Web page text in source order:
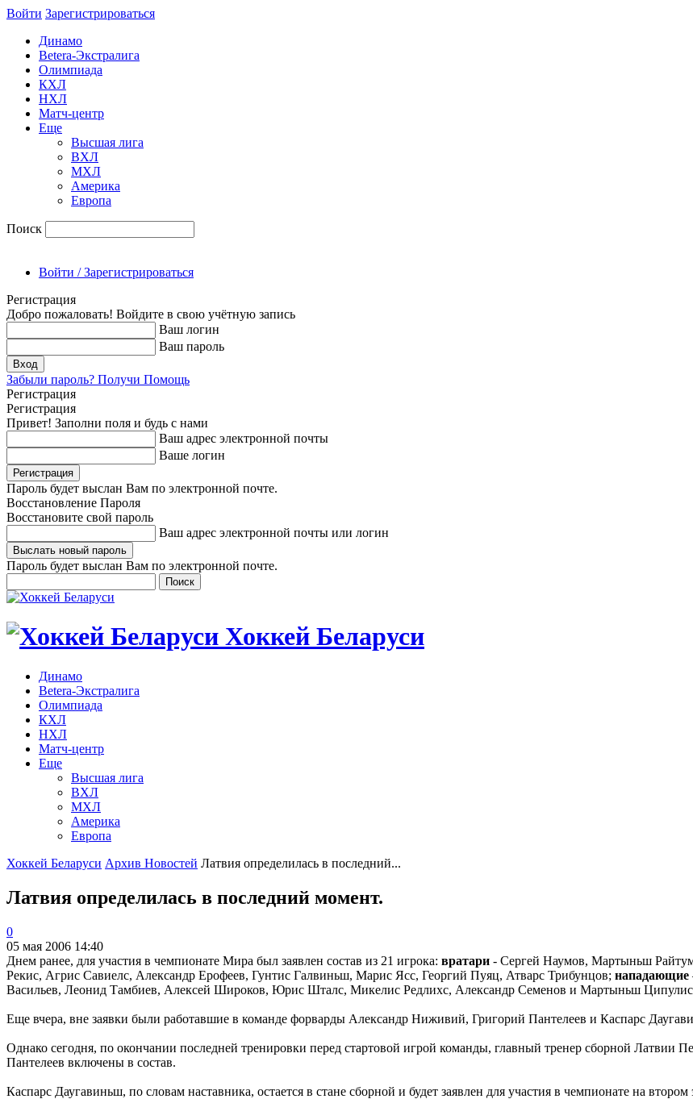
Войти Зарегиcтрироваться
Динамо
Betera-Экстралига
Олимпиада
КХЛ
НХЛ
Матч-центр
Еще
Высшая лига
ВХЛ
МХЛ
Америка
Европа
Поиск
Войти / Зарегистрироваться
Регистрация
Добро пожаловать! Войдите в свою учётную запись
Ваш логин
Ваш пароль
Забыли пароль? Получи Помощь
Регистрация
Регистрация
Привет! Заполни поля и будь с нами
Ваш адрес электронной почты
Ваше логин
Пароль будет выслан Вам по электронной почте.
Восстановление Пароля
Восстановите свой пароль
Ваш адрес электронной почты или логин
Пароль будет выслан Вам по электронной почте.
Хоккей Беларуси
Динамо
Betera-Экстралига
Олимпиада
КХЛ
НХЛ
Матч-центр
Еще
Высшая лига
ВХЛ
МХЛ
Америка
Европа
Хоккей Беларуси Архив Новостей Латвия определилась в последний...
Латвия определилась в последний момент.
0
05 мая 2006 14:40
Днем ранее, для участия в чемпионате Мира был заявлен состав из 21 игрока: вратари - Сергей Наумов, Мартыньш
Рекис, Агрис Савиелс, Александр Ерофеев, Гунтис Галвиньш, Марис Ясс, Георгий Пуяц, Атварс Трибунцов; нападающие
Васильев, Леонид Тамбиев, Алексей Широков, Юрис Шталс, Микелис Редлихс, Александр Семенов и Мартыньш
Еще вчера, вне заявки были работавшие в команде форварды Александр Ниживий, Григорий Пантелеев и Каспарс
Однако сегодня, по окончании последней тренировки перед стартовой игрой команды, главный тренер сборной
Пантелеев включены в состав.
Каспарс Даугавиньш, по словам наставника, остается в стане сборной и будет заявлен для участия в чемпионате на втором